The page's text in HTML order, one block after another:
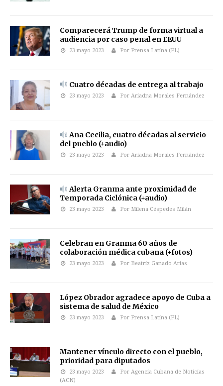
Comparecerá Trump de forma virtual a
audiencia por caso penal en EEUU
23 mayo 2023 Por Prensa Latina (PL)
Cuatro décadas de entrega al trabajo
23 mayo 2023 Por Ariadna Morales Fernández
Ana Cecilia, cuatro décadas al servicio
del pueblo (+audio)
23 mayo 2023 Por Ariadna Morales Fernández
Alerta Granma ante proximidad de
Temporada Ciclónica (+audio)
23 mayo 2023 Por Milena Céspedes Milán
Celebran en Granma 60 años de
colaboración médica cubana (+fotos)
23 mayo 2023 Por Beatriz Ganado Arias
López Obrador agradece apoyo de Cuba a
sistema de salud de México
23 mayo 2023 Por Prensa Latina (PL)
Mantener vínculo directo con el pueblo,
prioridad para diputados
23 mayo 2023
Por Agencia Cubana de Noticias
(ACN)